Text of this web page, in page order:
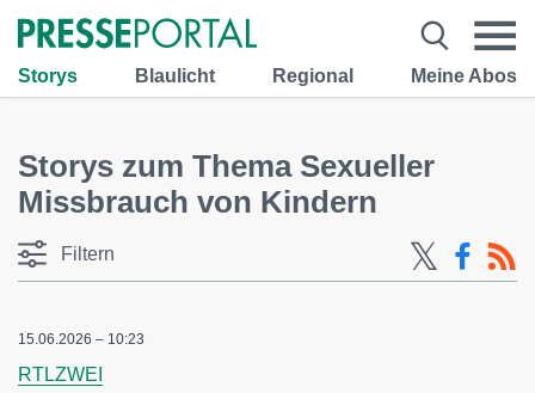
Storys Blaulicht Regional Meine Abos
Storys zum Thema Sexueller
Missbrauch von Kindern
Filtern
15.06.2026 – 10:23
RTLZWEI